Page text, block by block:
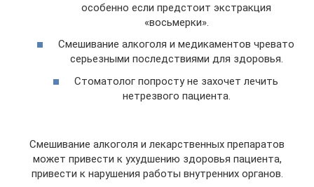
особенно если предстоит экстракция
«восьмерки».
Смешивание алкоголя и медикаментов чревато
серьезными последствиями для здоровья.
Стоматолог попросту не захочет лечить
нетрезвого пациента.
Смешивание алкоголя и лекарственных препаратов
может привести к ухудшению здоровья пациента,
привести к нарушения работы внутренних органов.